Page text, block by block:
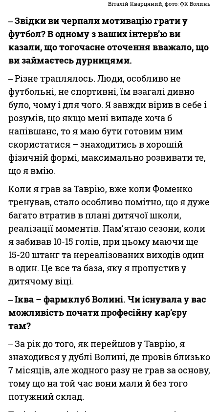
Віталій Кварцяний, фото: ФК Волинь
‒ Звідки ви черпали мотивацію грати у
футбол? В одному з ваших інтерв’ю ви
казали, що тогочасне оточення вважало, що
ви займаєтесь дурницями.
‒ Різне траплялось. Люди, особливо не
футбольні, не спортивні, їм взагалі дивно
було, чому і для чого. Я завжди вірив в себе і
розумів, що якщо мені випаде хоча б
напівшанс, то я маю бути готовим ним
скористатися – знаходитись в хорошій
фізичній формі, максимально розвивати те,
що я вмію.
Коли я грав за Таврію, вже коли Фоменко
тренував, стало особливо помітно, що я дуже
багато втратив в плані дитячої школи,
реалізації моментів. Пам’ятаю сезони, коли
я забивав 10-15 голів, при цьому маючи ще
15-20 штанг та нереалізованих виходів один
в один. Це все та база, яку я пропустив у
дитячому віці.
‒ Іква – фармклуб Волині. Чи існувала у вас
можливість почати професійну кар’єру
там?
‒ За рік до того, як перейшов у Таврію, я
знаходився у дублі Волині, де провів близько
7 місяців, але жодного разу не грав за основу,
тому що на той час вони мали й без того
потужний склад.